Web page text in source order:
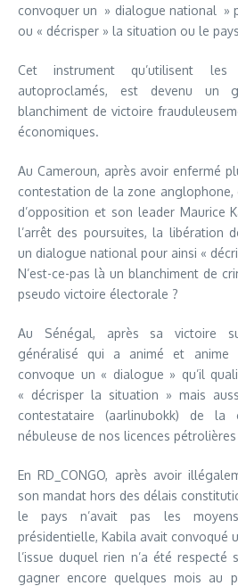
convoquer un » dialogue national »
ou « décrisper » la situation ou le
Cet instrument qu’utilisent les
autoproclamés, est devenu un
blanchiment de victoire
économiques.
Au Cameroun, après avoir enfermé
contestation de la zone
d’opposition et son leader Maurice
l’arrêt des poursuites, la libération
un dialogue national pour ainsi «
N’est-ce-pas là un blanchiment de
pseudo victoire électorale ?
Au Sénégal, après sa victoire
généralisé qui a animé et anime
convoque un « dialogue » qu’il
« décrisper la situation » mais
contestataire (aarlinubokk) de la
nébuleuse de nos licences
En RD_CONGO, après avoir
son mandat hors des délais
le pays n’avait pas les moyens
présidentielle, Kabila avait convoqué
l’issue duquel rien n’a été respecté
gagner encore quelques mois au